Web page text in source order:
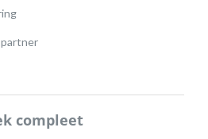
compleet